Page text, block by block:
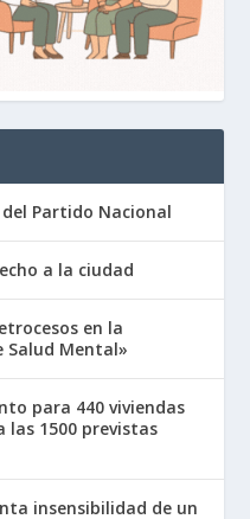
Partido Nacional
a la ciudad
en la
Salud Mental»
para 440 viviendas
las 1500 previstas
insensibilidad de un